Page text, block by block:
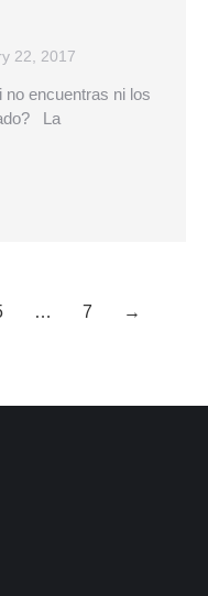
22, 2017
encuentras ni los
La
… 7 →